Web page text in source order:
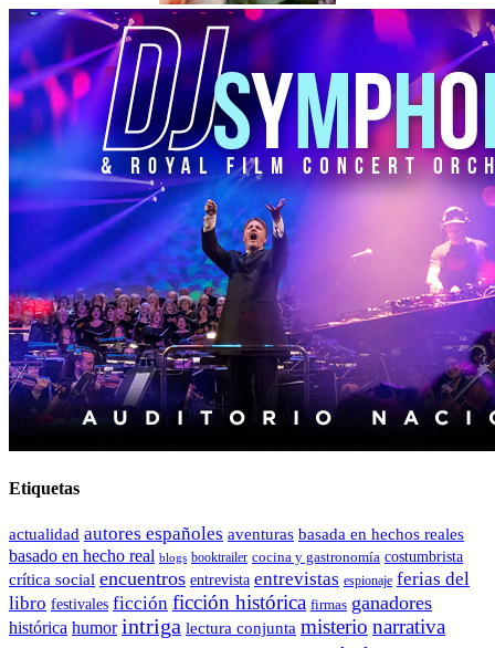
Etiquetas
actualidad autores españoles aventuras basada en hechos reales
basado en hecho real blogs booktrailer cocina y gastronomía costumbrista
crítica social encuentros entrevista entrevistas espionaje ferias del
libro festivales ficción ficción histórica firmas ganadores
histórica humor intriga lectura conjunta misterio narrativa